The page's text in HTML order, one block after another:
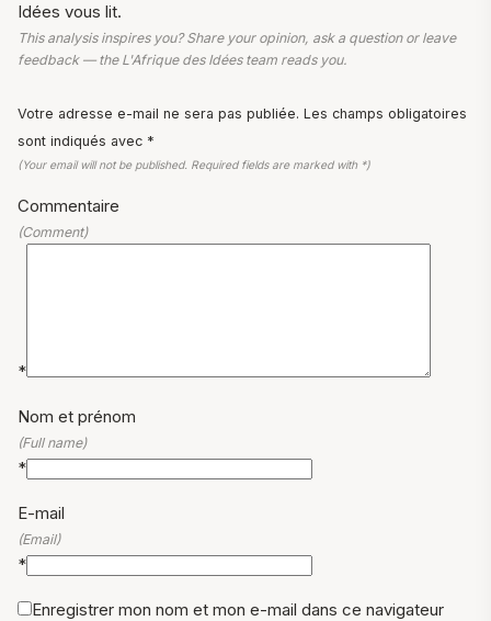
Idées vous lit.
This analysis inspires you? Share your opinion, ask a question or leave
feedback — the L'Afrique des Idées team reads you.
Votre adresse e-mail ne sera pas publiée. Les champs obligatoires
sont indiqués avec *
(Your email will not be published. Required fields are marked with *)
Commentaire
(Comment)
*
Nom et prénom
(Full name)
*
E-mail
(Email)
*
Enregistrer mon nom et mon e-mail dans ce navigateur